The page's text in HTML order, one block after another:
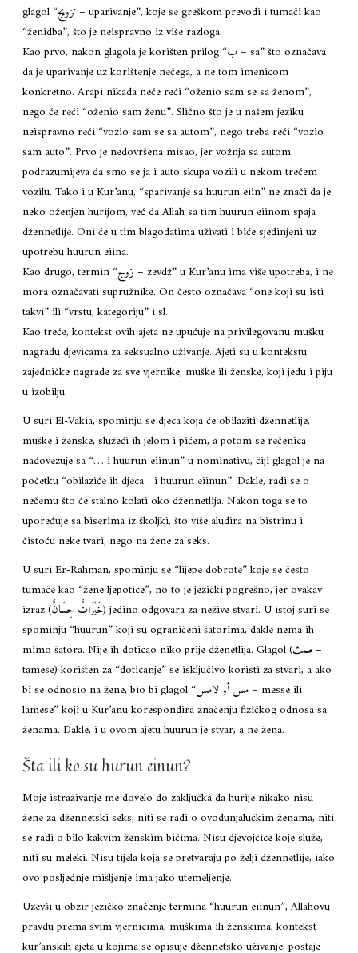
glagol “تزويج – uparivanje”, koje se greškom prevodi i tumači kao
“ženidba”, što je neispravno iz više razloga.
Kao prvo, nakon glagola je korišten prilog “ب – sa” što označava
da je uparivanje uz korištenje nečega, a ne tom imenicom
konkretno. Arapi nikada neće reći “oženio sam se sa ženom”,
nego će reći “oženio sam ženu”. Slično što je u našem jeziku
neispravno reći “vozio sam se sa autom”, nego treba reći “vozio
sam auto”. Prvo je nedovršena misao, jer vožnja sa autom
podrazumijeva da smo se ja i auto skupa vozili u nekom trećem
vozilu. Tako i u Kur’anu, “sparivanje sa huurun eiin” ne znači da je
neko oženjen hurijom, već da Allah sa tim huurun eiinom spaja
džennetlije. Oni će u tim blagodatima uživati i biće sjedinjeni uz
upotrebu huurun eiina.
Kao drugo, termin “زوج – zevdž” u Kur’anu ima više upotreba, i ne
mora označavati supružnike. On često označava “one koji su isti
takvi” ili “vrstu, kategoriju” i sl.
Kao treće, kontekst ovih ajeta ne upućuje na privilegovanu mušku
nagradu djevicama za seksualno uživanje. Ajeti su u kontekstu
zajedničke nagrade za sve vjernike, muške ili ženske, koji jedu i piju
u izobilju.
U suri El-Vakia, spominju se djeca koja će obilaziti džennetlije,
muške i ženske, služeći ih jelom i pićem, a potom se rečenica
nadovezuje sa “… i huurun eiinun” u nominativu, čiji glagol je na
početku “obilaziće ih djeca…i huurun eiinun”. Dakle, radi se o
nečemu što će stalno kolati oko džennetlija. Nakon toga se to
upoređuje sa biserima iz školjki, što više aludira na bistrinu i
čistoću neke tvari, nego na žene za seks.
U suri Er-Rahman, spominju se “lijepe dobrote” koje se često
tumače kao “žene ljepotice”, no to je jezički pogrešno, jer ovakav
izraz (خَيْرَاتٌ حِسَانٌ) jedino odgovara za nežive stvari. U istoj suri se
spominju “huurun” koji su ograničeni šatorima, dakle nema ih
mimo šatora. Nije ih doticao niko prije dženetlija. Glagol (طمث –
tamese) korišten za “doticanje” se isključivo koristi za stvari, a ako
bi se odnosio na žene, bio bi glagol “مس أو لامس – messe ili
lamese” koji u Kur’anu korespondira značenju fizičkog odnosa sa
ženama. Dakle, i u ovom ajetu huurun je stvar, a ne žena.
Šta ili ko su hurun einun?
Moje istraživanje me dovelo do zaključka da hurije nikako nisu
žene za džennetski seks, niti se radi o ovodunjalučkim ženama, niti
se radi o bilo kakvim ženskim bićima. Nisu djevojčice koje služe,
niti su meleki. Nisu tijela koja se pretvaraju po želji džennetlije, iako
ovo posljednje mišljenje ima jako utemeljenje.
Uzevši u obzir jezičko značenje termina “huurun eiinun”, Allahovu
pravdu prema svim vjernicima, muškima ili ženskima, kontekst
kur’anskih ajeta u kojima se opisuje džennetsko uživanje, postaje